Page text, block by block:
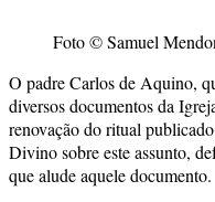
Foto © Samuel
O padre Carlos de Aquino,
diversos documentos da
renovação do ritual
Divino sobre este assunto,
que alude aquele documento.